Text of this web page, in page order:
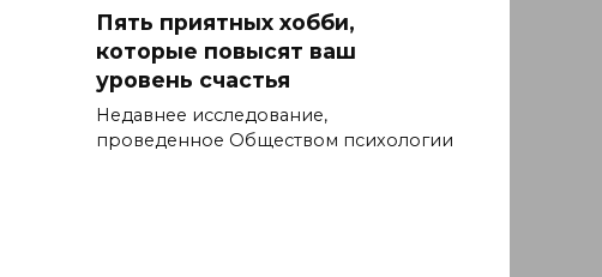
Пять приятных хобби,
которые повысят ваш
уровень счастья
Недавнее исследование,
проведенное Обществом психологии